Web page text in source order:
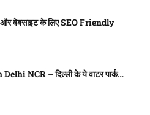
वेबसाइट के लिए SEO Friendly
NCR – दिल्ली के ये वाटर पार्क…